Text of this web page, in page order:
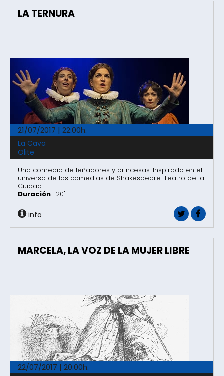
LA TERNURA
21/07/2017 | 22:00h.
La Cava
Olite
Una comedia de leñadores y princesas. Inspirado en el
universo de las comedias de Shakespeare. Teatro de la
Ciudad
Duración: 120'
info
MARCELA, LA VOZ DE LA MUJER LIBRE
22/07/2017 | 20:00h.